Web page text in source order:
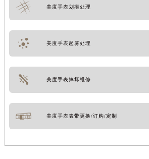
美度手表划痕处理
美度手表起雾处理
美度手表摔坏维修
美度手表表带更换/订购/定制